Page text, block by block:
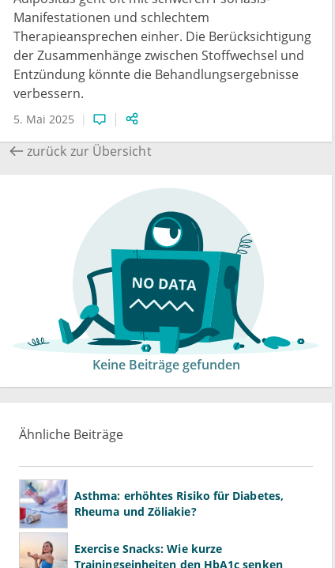
Manifestationen und schlechtem
Therapieansprechen einher. Die Berücksichtigung
der Zusammenhänge zwischen Stoffwechsel und
Entzündung könnte die Behandlungsergebnisse
verbessern.
5. Mai 2025
zurück zur Übersicht
Keine Beiträge gefunden
Ähnliche Beiträge
Asthma: erhöhtes Risiko für Diabetes,
Rheuma und Zöliakie?
Exercise Snacks: Wie kurze
Trainingseinheiten den HbA1c senken